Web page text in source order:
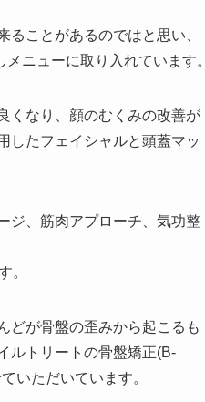
ことがあるのではと思い、
ニューに取り入れています。
くなり、顔のむくみの改善が
したフェイシャルと頭蓋マッ
ジ、筋肉アプローチ、気功整
。
どが骨盤の歪みから起こるも
ルトリートの骨盤矯正(B-
いただいています。